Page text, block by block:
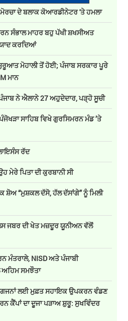
ਦੇ ਬਲਾਕ ਕੋਆਰਡੀਨੇਟਰ 'ਤੇ ਹਮਲਾ
ਸੰਭਾਲ ਮਾਹਰ ਬਹੁ ਪੱਖੀ ਸ਼ਖਸੀਅਤ
ਕਰਦਿਆਂ
ਮੋਹਾਲੀ ਤੋਂ ਹੋਈ; ਪੰਜਾਬ ਸਰਕਾਰ ਪੂਰੇ
ਮਾਨ
ਨੇ ਐਲਾਨੇ 27 ਅਹੁਦੇਦਾਰ, ਪੜ੍ਹੋ ਸੂਚੀ
ਸਾਹਿਬ ਵਿਖੇ ਗੁਰਸਿਮਰਨ ਮੰਡ ’ਤੇ
ਰੱਦ
ਮੇਰੇ ਪਿਤਾ ਦੀ ਕੁਰਬਾਨੀ ਸੀ
ਸ਼ੋਅ “ਮੁਸ਼ਕਲ ਦੱਸੋ, ਹੱਲ ਦੱਸਾਂਗੇ” ਨੂੰ ਮਿਲੀ
ਜਬਰ ਦੀ ਖੇਤ ਮਜ਼ਦੂਰ ਯੂਨੀਅਨ ਵੱਲੋਂ
ਮੰਤਰਾਲੇ, NISD ਅਤੇ ਪੰਜਾਬੀ
ਅਹਿਮ ਸਮਝੌਤਾ
ਲਈ ਮੁਫ਼ਤ ਸਹਾਇਕ ਉਪਕਰਨ ਵੰਡਣ
ਕੈਂਪਾਂ ਦਾ ਦੂਜਾ ਪੜਾਅ ਸ਼ੁਰੂ: ਸੁਖਵਿੰਦਰ